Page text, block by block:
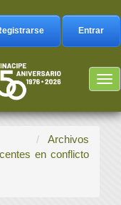
Entrar
Archivos
en conflicto